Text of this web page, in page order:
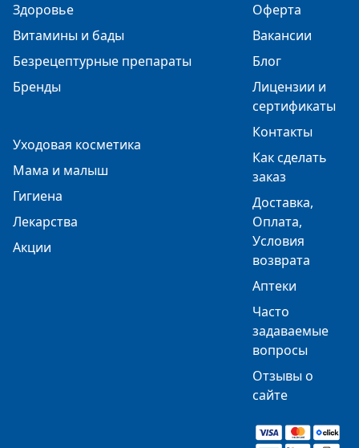
Здоровье
Витамины и бады
Безрецептурные препараты
Бренды
Уходовая косметика
Мама и малыш
Гигиена
Лекарства
Акции
Оферта
Вакансии
Блог
Лицензии и
сертификаты
Контакты
Как сделать
заказ
Доставка,
Оплата,
Условия
возврата
Аптеки
Часто
задаваемые
вопросы
Отзывы о
сайте